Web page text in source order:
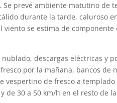
prevé ambiente matutino de
durante la tarde, caluroso
se estima de componente
descargas eléctricas y
por la mañana, bancos de
vespertino de fresco a
de 30 a 50 km/h en el resto de